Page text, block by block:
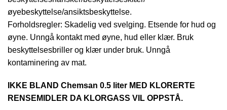
øyebeskyttelse/ansiktsbeskyttelse.
Forholdsregler: Skadelig ved svelging. Etsende for hud og
øyne. Unngå kontakt med øyne, hud eller klær. Bruk
beskyttelsesbriller og klær under bruk. Unngå
kontaminering av mat.
IKKE BLAND Chemsan 0.5 liter MED KLORERTE
RENSEMIDLER DA KLORGASS VIL OPPSTÅ.